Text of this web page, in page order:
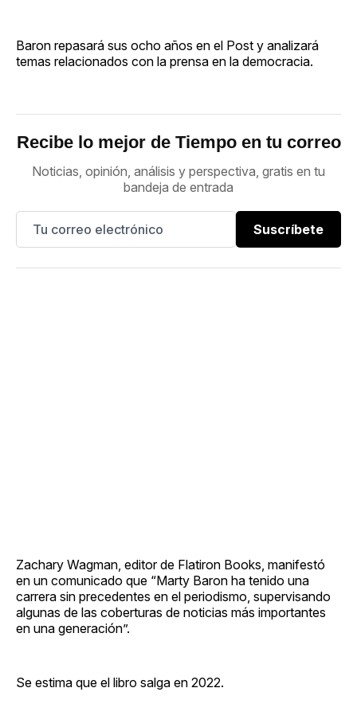
Baron repasará sus ocho años en el Post y analizará
temas relacionados con la prensa en la democracia.
Recibe lo mejor de Tiempo en tu correo
Noticias, opinión, análisis y perspectiva, gratis en tu
bandeja de entrada
Suscríbete
Zachary Wagman, editor de Flatiron Books, manifestó
en un comunicado que “Marty Baron ha tenido una
carrera sin precedentes en el periodismo, supervisando
algunas de las coberturas de noticias más importantes
en una generación”.
Se estima que el libro salga en 2022.